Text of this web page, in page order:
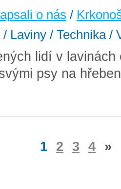
o nás /
Laviny / Technika /
lidí v lavinách
psy na
1 2 3 4 »